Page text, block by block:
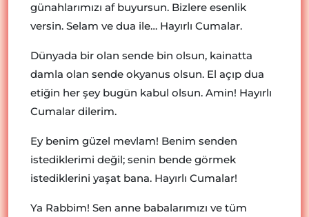
günahlarımızı af buyursun. Bizlere esenlik
versin. Selam ve dua ile… Hayırlı Cumalar.
Dünyada bir olan sende bin olsun, kainatta
damla olan sende okyanus olsun. El açıp dua
etiğin her şey bugün kabul olsun. Amin! Hayırlı
Cumalar dilerim.
Ey benim güzel mevlam! Benim senden
istediklerimi değil; senin bende görmek
istediklerini yaşat bana. Hayırlı Cumalar!
Ya Rabbim! Sen anne babalarımızı ve tüm